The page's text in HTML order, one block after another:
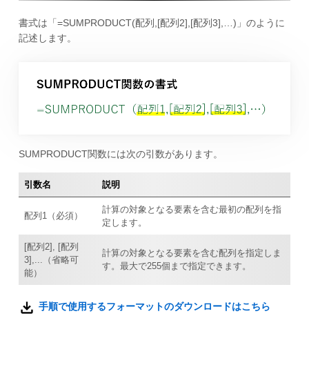
書式は「=SUMPRODUCT(配列,[配列2],[配列3],…)」のように
記述します。
SUMPRODUCT関数には次の引数があります。
引数名 説明
配列1（必須）
計算の対象となる要素を含む最初の配列を指
定します。
[配列2], [配列
3],...（省略可
能）
計算の対象となる要素を含む配列を指定しま
す。最大で255個まで指定できます。
手順で使用するフォーマットのダウンロードはこちら